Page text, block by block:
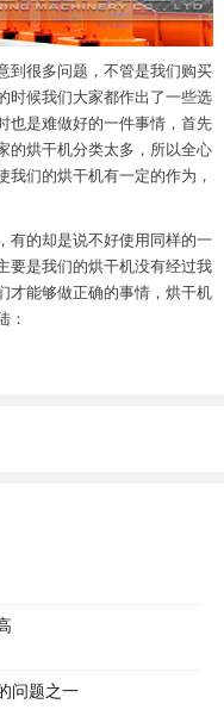
到很多问题，不管是我们购买
时候我们大家都作出了一些选
也是难做好的一件事情，首先
的烘干机分类太多，所以全心
我们的烘干机有一定的作为，
有的却是说不好使用同样的一
要是我们的烘干机没有经过我
才能够做正确的事情，烘干机
：
问题之一